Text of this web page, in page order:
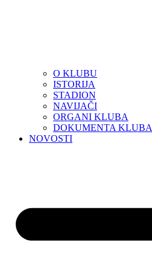
O KLUBU
ISTORIJA
STADION
NAVIJAČI
ORGANI KLUBA
DOKUMENTA KLUBA
NOVOSTI